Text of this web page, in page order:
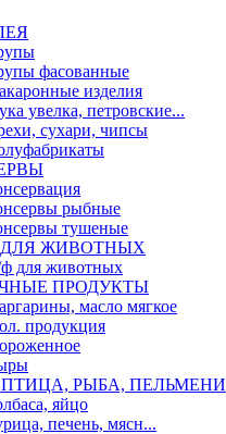
фасованные
изделия
увелка, петровские...
сухари, чипсы
рыбные
тушеные
ЖИВОТНЫХ
для животных
ПРОДУКТЫ
масло мягкое
продукция
РЫБА, ПЕЛЬМЕНИ
яйцо
печень, мясн...